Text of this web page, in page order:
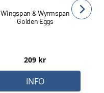
Wingspan & Wyrmspan
Golden Eggs
209 kr
INFO